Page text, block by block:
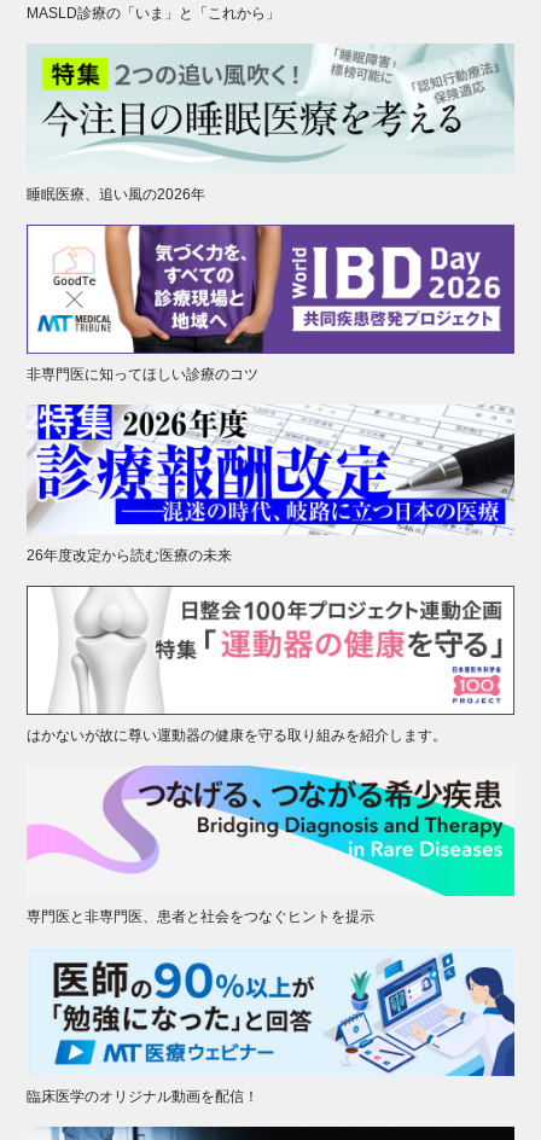
MASLD診療の「いま」と「これから」
睡眠医療、追い風の2026年
非専門医に知ってほしい診療のコツ
26年度改定から読む医療の未来
はかないが故に尊い運動器の健康を守る取り組みを紹介します。
専門医と非専門医、患者と社会をつなぐヒントを提示
臨床医学のオリジナル動画を配信！